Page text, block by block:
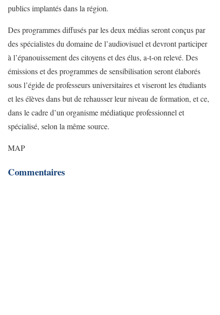
publics implantés dans la région.
Des programmes diffusés par les deux médias seront conçus par
des spécialistes du domaine de l’audiovisuel et devront participer
à l’épanouissement des citoyens et des élus, a-t-on relevé. Des
émissions et des programmes de sensibilisation seront élaborés
sous l’égide de professeurs universitaires et viseront les étudiants
et les élèves dans but de rehausser leur niveau de formation, et ce,
dans le cadre d’un organisme médiatique professionnel et
spécialisé, selon la même source.
MAP
Commentaires